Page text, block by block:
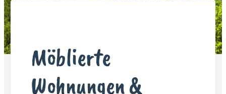
Möblierte
Wohnungen &